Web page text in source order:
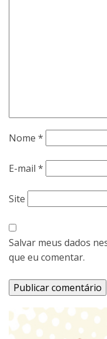
Nome *
E-mail *
Site
Salvar meus dados
que eu comentar.